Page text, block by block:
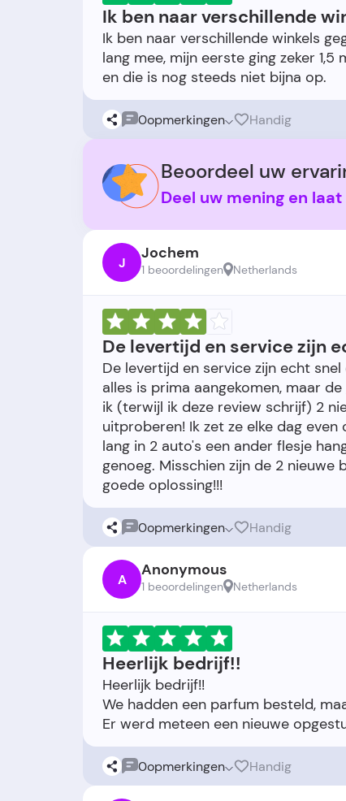
Ik ben naar verschillende
Ik ben naar verschillende winkels
lang mee, mijn eerste ging zeker
0opmerkingen Handig
Beoordeel uw
Deel uw mening en
J Jochem
1 beoordelingen Netherlands
De levertijd en service zijn
De levertijd en service zijn echt
alles is prima aangekomen, maar
ik (terwijl ik deze review schrijf) 2
uitproberen! Ik zet ze elke dag even
lang in 2 auto's een ander flesje
genoeg. Misschien zijn de 2
0opmerkingen Handig
A Anonymous
1 beoordelingen Netherlands
Heerlijk bedrijf!!
Heerlijk bedrijf!!
We hadden een parfum besteld,
0opmerkingen Handig